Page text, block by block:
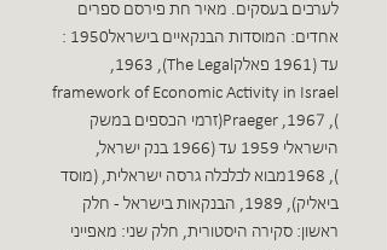
לערכים בעסקים‮.‬ מאיר חת‮ ‬פירסם ספרים
אחדים‮: ‬המוסדות הבנקאיים בישראל‮ : ‬1950‮
‬עד‮ ‬1961‮ (‬פאלק‮, ‬1963‮), ‬The Legal
framework of Economic Activity in Israel‮
(‬Praeger‮, ‬1967‮), ‬זרמי הכספים במשק
הישראלי‮ ‬1959‮ ‬עד‮ ‬1966‮ (‬בנק ישראל‮,
‬1968‮), ‬מבוא לכלכלה גרסה ישראלית‮, (‬מוסד
ביאליק‮, ‬1989‮), ‬הבנקאות בישראל‮ - ‬חלק
ראשון‮: ‬סקירה היסטורית‮, ‬חלק שני‮: ‬מאפייני